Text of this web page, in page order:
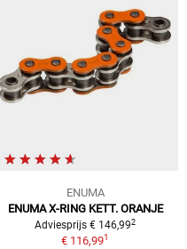
ENUMA
ENUMA X-RING KETT. ORANJE
Adviesprijs € 146,992
€ 116,991